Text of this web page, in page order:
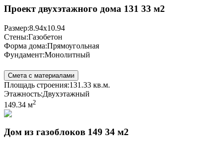
Проект двухэтажного дома 131 33 м2
Размер:8.94x10.94
Стены:Газобетон
Форма дома:Прямоугольная
Фундамент:Монолитный
Смета с материалами
Площадь строения:131.33 кв.м.
Этажность:Двухэтажный
149.34 м2
Дом из газоблоков 149 34 м2